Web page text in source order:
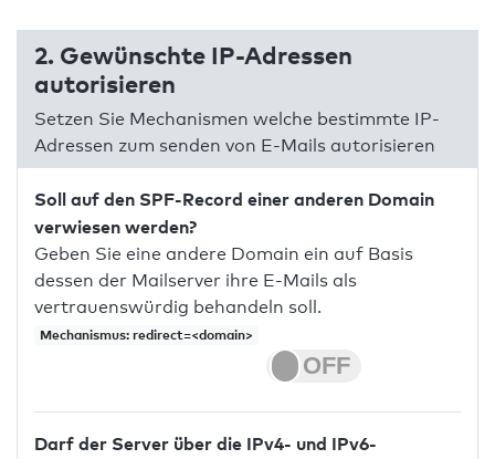
2. Gewünschte IP-Adressen
autorisieren
Setzen Sie Mechanismen welche bestimmte IP-
Adressen zum senden von E-Mails autorisieren
Soll auf den SPF-Record einer anderen Domain
verwiesen werden?
Geben Sie eine andere Domain ein auf Basis
dessen der Mailserver ihre E-Mails als
vertrauenswürdig behandeln soll.
Mechanismus: redirect=<domain>
Darf der Server über die IPv4- und IPv6-